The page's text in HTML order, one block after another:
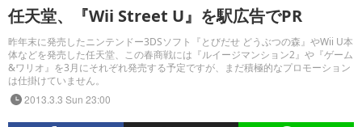
任天堂、『Wii Street U』を駅広告でPR
昨年末に発売したニンテンドー3DSソフト『とびだせ どうぶつの森』やWii U本
体などを発売した任天堂、この春商戦には『ルイージマンション2』や『ゲーム
&ワリオ』を3月にそれぞれ発売する予定ですが、まだ積極的なプロモーション
は仕掛けていません。
2013.3.3 Sun 23:00